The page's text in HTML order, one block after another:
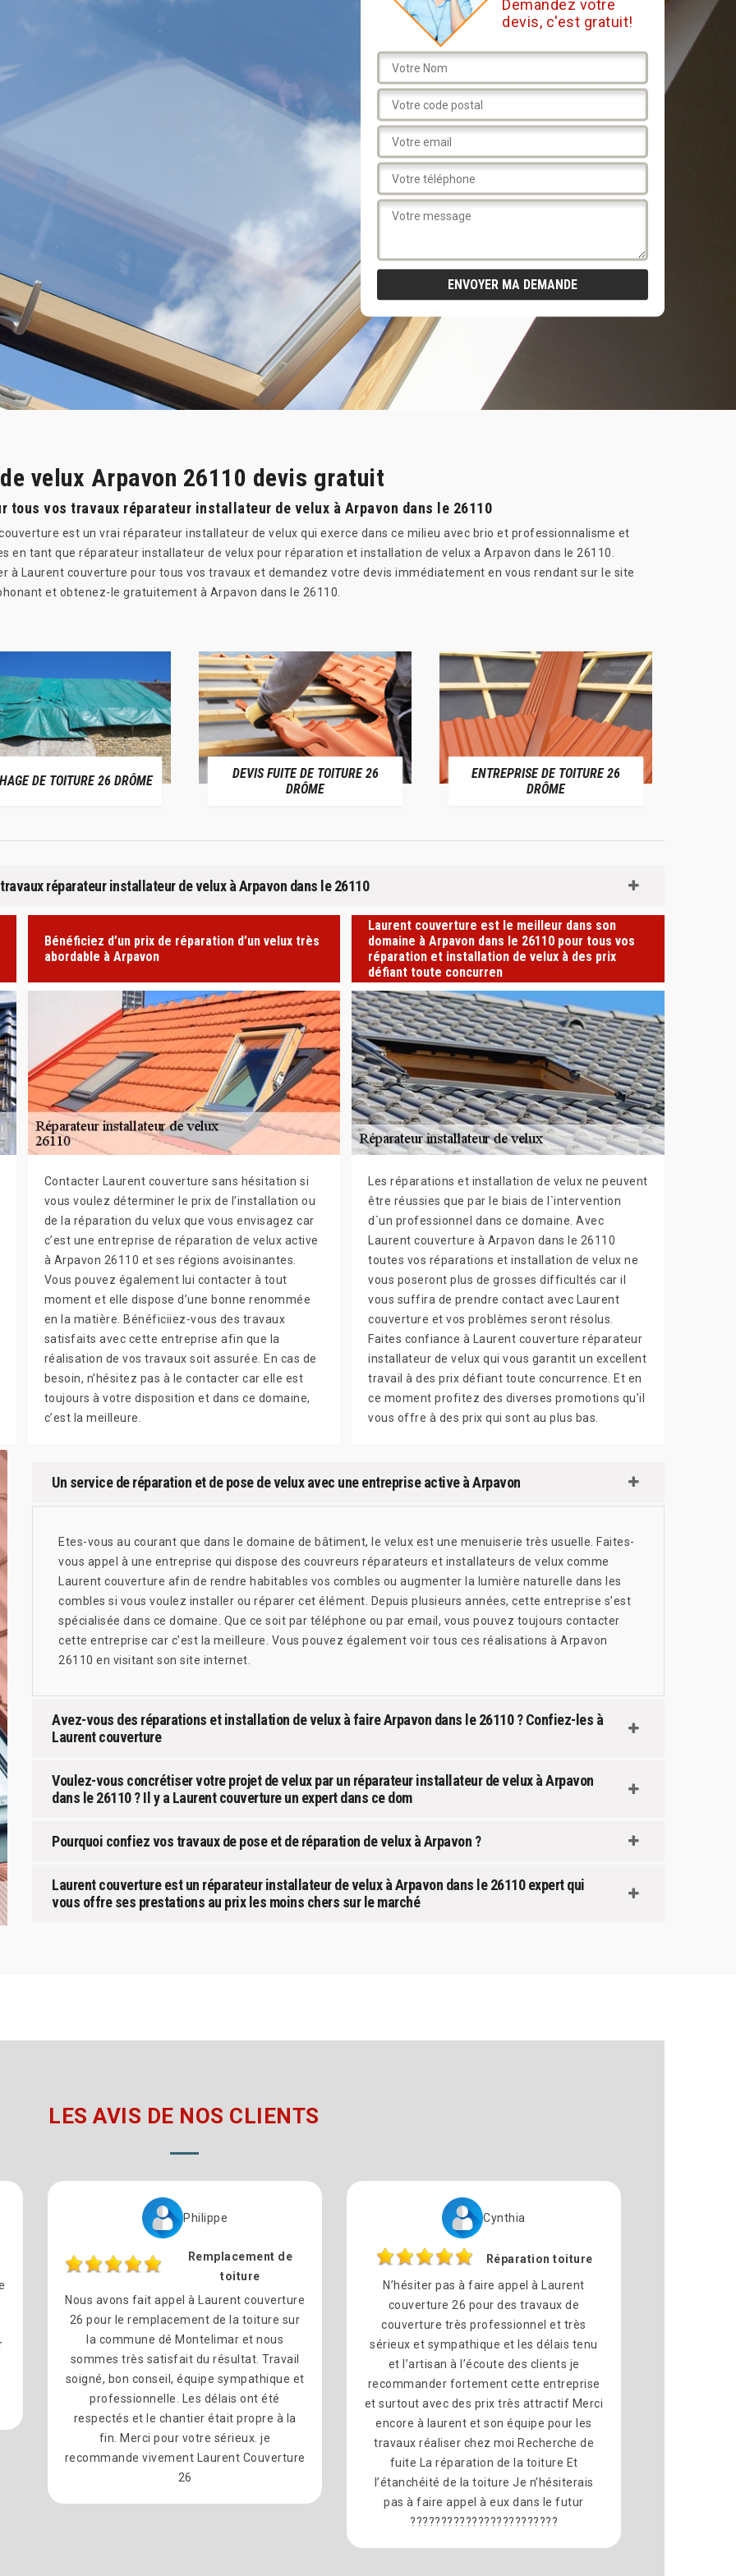
Demandez votre
devis, c'est gratuit!
velux Arpavon 26110 devis gratuit
tous vos travaux réparateur installateur de velux à Arpavon dans le 26110
est un vrai réparateur installateur de velux qui exerce dans ce milieu avec brio et professionnalisme et
en tant que réparateur installateur de velux pour réparation et installation de velux a Arpavon dans le 26110.
à Laurent couverture pour tous vos travaux et demandez votre devis immédiatement en vous rendant sur le site
et obtenez-le gratuitement à Arpavon dans le 26110.
DEVIS FUITE DE TOITURE 26
DRÔME
ENTREPRISE DE TOITURE 26
DEVIS TOITURE 26 DRÔME
réparateur installateur de velux à Arpavon dans le 26110
Bénéficiez d’un prix de réparation d’un velux très
abordable à Arpavon
Contacter Laurent couverture sans hésitation si
vous voulez déterminer le prix de l’installation ou
de la réparation du velux que vous envisagez car
c’est une entreprise de réparation de velux active
à Arpavon 26110 et ses régions avoisinantes.
Vous pouvez également lui contacter à tout
moment et elle dispose d’une bonne renommée
en la matière. Bénéficiiez-vous des travaux
satisfaits avec cette entreprise afin que la
réalisation de vos travaux soit assurée. En cas de
besoin, n’hésitez pas à le contacter car elle est
toujours à votre disposition et dans ce domaine,
c’est la meilleure.
Laurent couverture est le meilleur dans son
domaine à Arpavon dans le 26110 pour tous vos
réparation et installation de velux à des prix
défiant toute concurren
Les réparations et installation de velux ne peuvent
être réussies que par le biais de l`intervention
d`un professionnel dans ce domaine. Avec
Laurent couverture à Arpavon dans le 26110
toutes vos réparations et installation de velux ne
vous poseront plus de grosses difficultés car il
vous suffira de prendre contact avec Laurent
couverture et vos problèmes seront résolus.
Faites confiance à Laurent couverture réparateur
installateur de velux qui vous garantit un excellent
travail à des prix défiant toute concurrence. Et en
ce moment profitez des diverses promotions qu’il
vous offre à des prix qui sont au plus bas.
Un service de réparation et de pose de velux avec une entreprise active à Arpavon
Etes-vous au courant que dans le domaine de bâtiment, le velux est une menuiserie très usuelle. Faites-
vous appel à une entreprise qui dispose des couvreurs réparateurs et installateurs de velux comme
Laurent couverture afin de rendre habitables vos combles ou augmenter la lumière naturelle dans les
combles si vous voulez installer ou réparer cet élément. Depuis plusieurs années, cette entreprise s’est
spécialisée dans ce domaine. Que ce soit par téléphone ou par email, vous pouvez toujours contacter
cette entreprise car c’est la meilleure. Vous pouvez également voir tous ces réalisations à Arpavon
26110 en visitant son site internet.
Avez-vous des réparations et installation de velux à faire Arpavon dans le 26110 ? Confiez-les à
Laurent couverture
Voulez-vous concrétiser votre projet de velux par un réparateur installateur de velux à Arpavon
dans le 26110 ? Il y a Laurent couverture un expert dans ce dom
Pourquoi confiez vos travaux de pose et de réparation de velux à Arpavon ?
Laurent couverture est un réparateur installateur de velux à Arpavon dans le 26110 expert qui
vous offre ses prestations au prix les moins chers sur le marché
LES AVIS DE NOS CLIENTS
Philippe
Remplacement de
toiture
Nous avons fait appel à Laurent couverture
26 pour le remplacement de la toiture sur
la commune dé Montelimar et nous
sommes très satisfait du résultat. Travail
soigné, bon conseil, équipe sympathique et
professionnelle. Les délais ont été
respectés et le chantier était propre à la
fin. Merci pour votre sérieux. je
recommande vivement Laurent Couverture
26
Cynthia
Réparation toiture
N’hésiter pas à faire appel à Laurent
couverture 26 pour des travaux de
couverture très professionnel et très
sérieux et sympathique et les délais tenu
et l’artisan à l’écoute des clients je
recommander fortement cette entreprise
et surtout avec des prix très attractif Merci
encore à laurent et son équipe pour les
travaux réaliser chez moi Recherche de
fuite La réparation de la toiture Et
l’étanchéité de la toiture Je n’hésiterais
pas à faire appel à eux dans le futur
????????????????????????